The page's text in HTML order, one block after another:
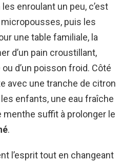
enroulant un peu, c’est
puis les
une table familiale, la
d’un pain croustillant,
d’un poisson froid. Côté
avec une tranche de citron
enfants, une eau fraîche
suffit à prolonger le
.
l’esprit tout en changeant